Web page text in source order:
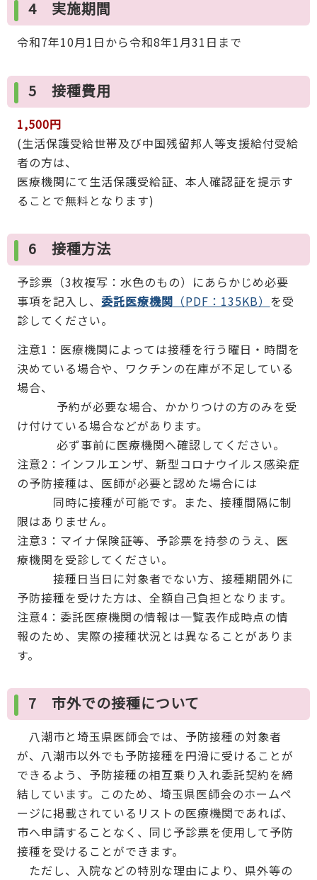
4 実施期間
令和7年10月1日から令和8年1月31日まで
5 接種費用
1,500円
(生活保護受給世帯及び中国残留邦人等支援給付受給
者の方は、
医療機関にて生活保護受給証、本人確認証を提示す
ることで無料となります)
6 接種方法
予診票（3枚複写：水色のもの）にあらかじめ必要
事項を記入し、 委託医療機関 （PDF：135KB） を受
診してください。
注意1：医療機関によっては接種を行う曜日・時間を
決めている場合や、ワクチンの在庫が不足している
場合、
予約が必要な場合、かかりつけの方のみを受
け付けている場合などがあります。
必ず事前に医療機関へ確認してください。
注意2：インフルエンザ、新型コロナウイルス感染症
の予防接種は、医師が必要と認めた場合には
同時に接種が可能です。また、接種間隔に制
限はありません。
注意3：マイナ保険証等、予診票を持参のうえ、医
療機関を受診してください。
接種日当日に対象者でない方、接種期間外に
予防接種を受けた方は、全額自己負担となります。
注意4：委託医療機関の情報は一覧表作成時点の情
報のため、実際の接種状況とは異なることがありま
す。
7 市外での接種について
八潮市と埼玉県医師会では、予防接種の対象者
が、八潮市以外でも予防接種を円滑に受けることが
できるよう、予防接種の相互乗り入れ委託契約を締
結しています。このため、埼玉県医師会のホームペ
ージに掲載されているリストの医療機関であれば、
市へ申請することなく、同じ予診票を使用して予防
接種を受けることができます。
ただし、入院などの特別な理由により、県外等の